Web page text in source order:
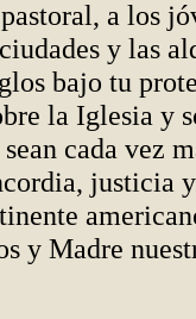
a los
y las
bajo tu
la Iglesia y
cada vez
justicia
y Madre